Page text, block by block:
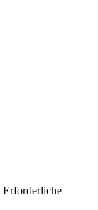
Erforderliche